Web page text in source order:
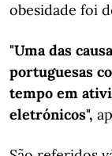
obesidade foi
"Uma das
portuguesas
tempo em
eletrónicos",